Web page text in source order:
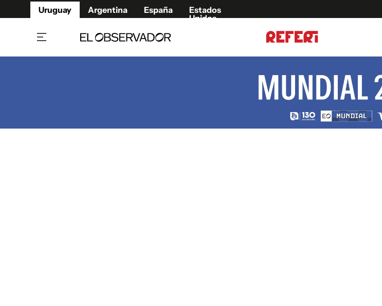
Uruguay Argentina España
Estados
Unidos